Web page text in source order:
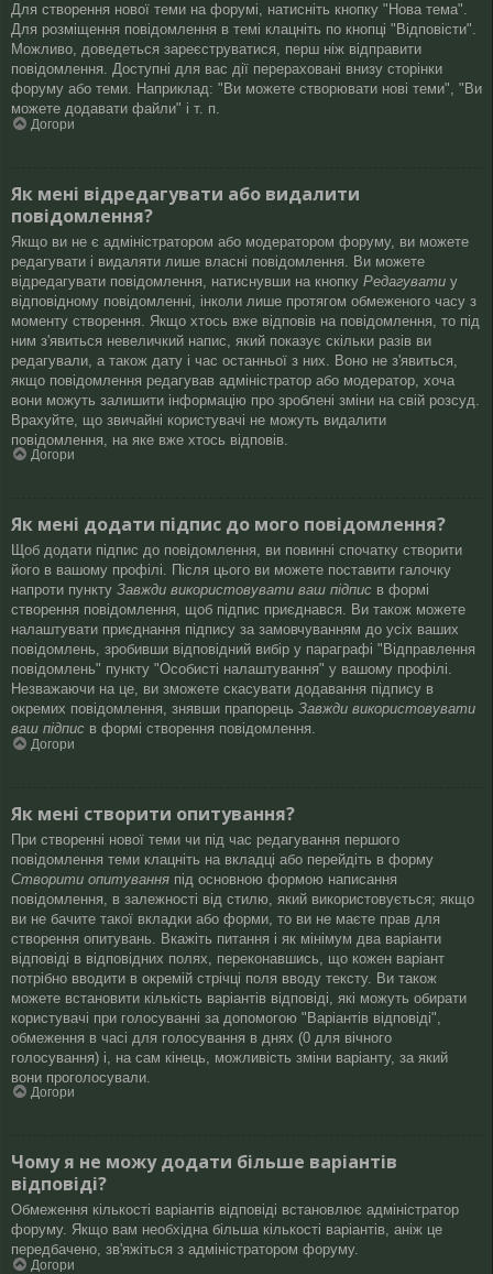
Для створення нової теми на форумі, натисніть кнопку "Нова тема".
Для розміщення повідомлення в темі клацніть по кнопці "Відповісти".
Можливо, доведеться зареєструватися, перш ніж відправити
повідомлення. Доступні для вас дії перераховані внизу сторінки
форуму або теми. Наприклад: "Ви можете створювати нові теми", "Ви
можете додавати файли" і т. п.
Догори
Як мені відредагувати або видалити
повідомлення?
Якщо ви не є адміністратором або модератором форуму, ви можете
редагувати і видаляти лише власні повідомлення. Ви можете
відредагувати повідомлення, натиснувши на кнопку Редагувати у
відповідному повідомленні, інколи лише протягом обмеженого часу з
моменту створення. Якщо хтось вже відповів на повідомлення, то під
ним з'явиться невеличкий напис, який показує скільки разів ви
редагували, а також дату і час останньої з них. Воно не з'явиться,
якщо повідомлення редагував адміністратор або модератор, хоча
вони можуть залишити інформацію про зроблені зміни на свій розсуд.
Врахуйте, що звичайні користувачі не можуть видалити
повідомлення, на яке вже хтось відповів.
Догори
Як мені додати підпис до мого повідомлення?
Щоб додати підпис до повідомлення, ви повинні спочатку створити
його в вашому профілі. Після цього ви можете поставити галочку
напроти пункту Завжди використовувати ваш підпис в формі
створення повідомлення, щоб підпис приєднався. Ви також можете
налаштувати приєднання підпису за замовчуванням до усіх ваших
повідомлень, зробивши відповідний вибір у параграфі "Відправлення
повідомлень" пункту "Особисті налаштування" у вашому профілі.
Незважаючи на це, ви зможете скасувати додавання підпису в
окремих повідомлення, знявши прапорець Завжди використовувати
ваш підпис в формі створення повідомлення.
Догори
Як мені створити опитування?
При створенні нової теми чи під час редагування першого
повідомлення теми клацніть на вкладці або перейдіть в форму
Створити опитування під основною формою написання
повідомлення, в залежності від стилю, який використовується; якщо
ви не бачите такої вкладки або форми, то ви не маєте прав для
створення опитувань. Вкажіть питання і як мінімум два варіанти
відповіді в відповідних полях, переконавшись, що кожен варіант
потрібно вводити в окремій стрічці поля вводу тексту. Ви також
можете встановити кількість варіантів відповіді, які можуть обирати
користувачі при голосуванні за допомогою "Варіантів відповіді",
обмеження в часі для голосування в днях (0 для вічного
голосування) і, на сам кінець, можливість зміни варіанту, за який
вони проголосували.
Догори
Чому я не можу додати більше варіантів
відповіді?
Обмеження кількості варіантів відповіді встановлює адміністратор
форуму. Якщо вам необхідна більша кількості варіантів, аніж це
передбачено, зв'яжіться з адміністратором форуму.
Догори